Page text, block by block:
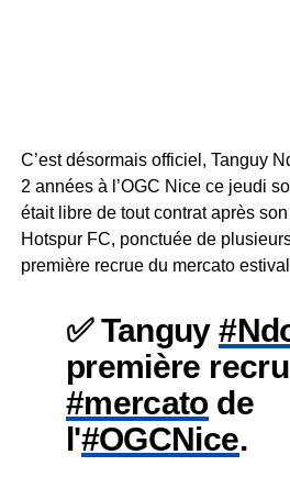
C’est désormais officiel, Tanguy
2 années à l’OGC Nice ce jeudi
était libre de tout contrat après
Hotspur FC, ponctuée de
première recrue du mercato
✅ Tanguy
première
#mercatode
l'#OGCNice.